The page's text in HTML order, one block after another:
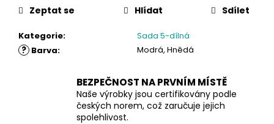
Kategorie: Sada 5-dílná
? Barva: Modrá, Hnědá
Zeptat se Hlídat Sdílet
BEZPEČNOST NA PRVNÍM MÍSTĚ
Naše výrobky jsou certifikovány podle
českých norem, což zaručuje jejich
spolehlivost.